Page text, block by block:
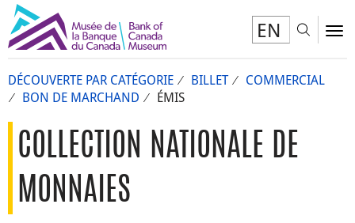
EN
DÉCOUVERTE PAR CATÉGORIE BILLET
COMMERCIAL
BON DE MARCHAND
ÉMIS
COLLECTION NATIONALE DE
MONNAIES